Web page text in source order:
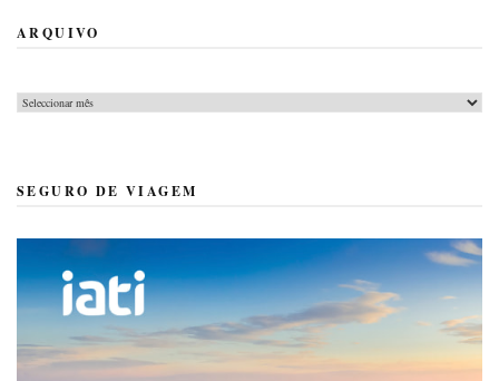
ARQUIVO
Arquivo
SEGURO DE VIAGEM